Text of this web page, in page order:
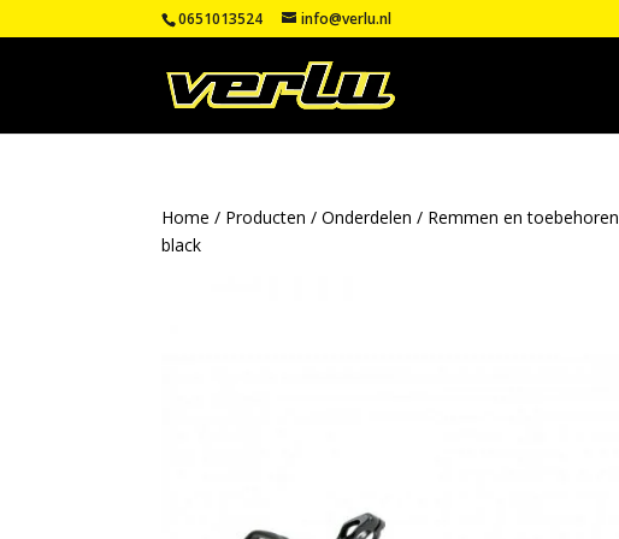
0651013524 info@verlu.nl
Home / Producten /Onderdelen / Remmen en toebehoren
black